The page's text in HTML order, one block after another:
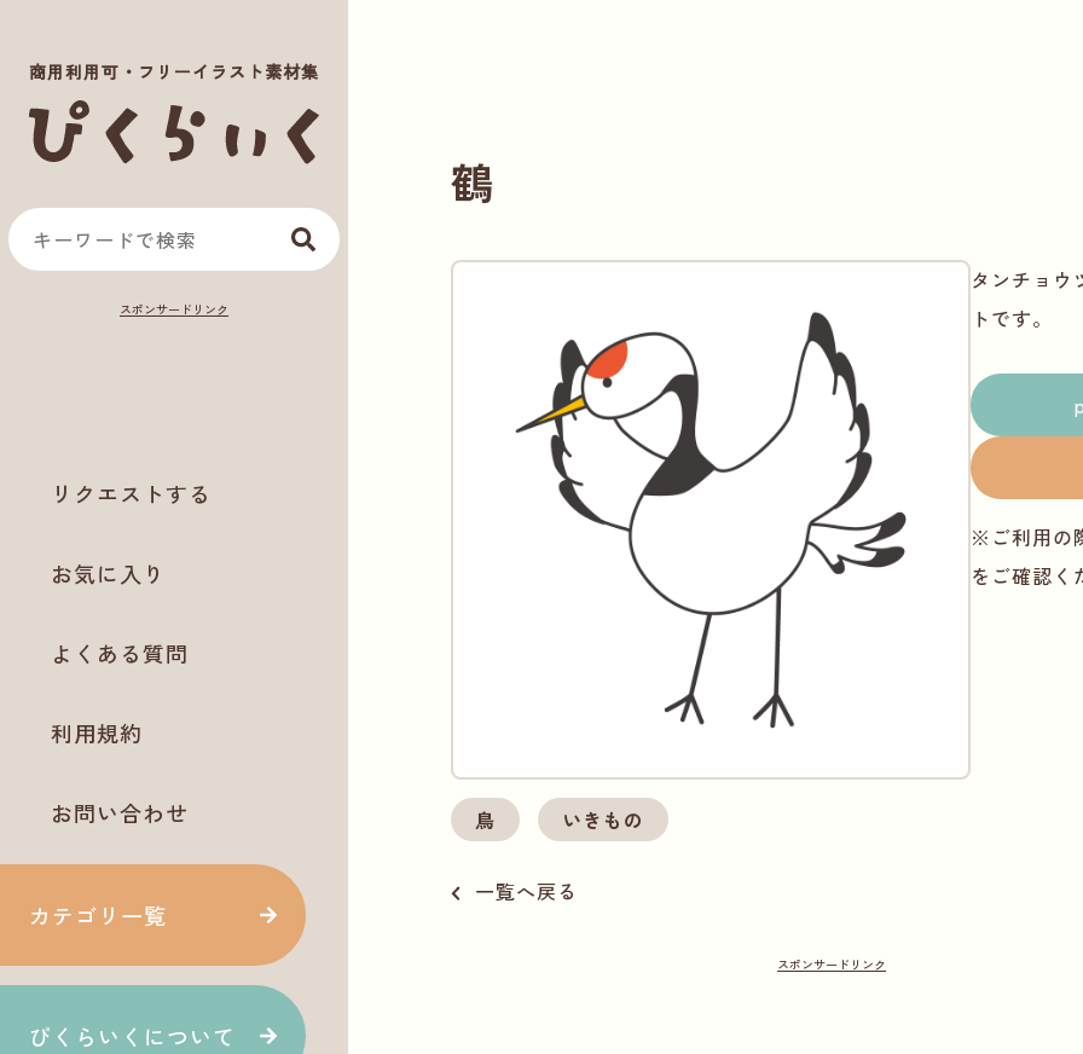
商用利用可・フリーイラスト素材集
リクエストする
お気に入り
よくある質問
利用規約
お問い合わせ
カテゴリ一覧
ぴくらいくについて
鶴
鳥 いきもの
タンチョウ
トです。
※ご利用の
をご確認く
一覧へ戻る